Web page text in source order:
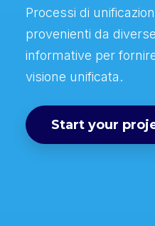
Processi di
provenienti da
informative per
visione unificata.
Start your